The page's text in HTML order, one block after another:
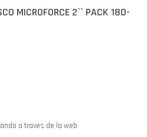
MICROFORCE 2`` PACK 180-
a traves de la web